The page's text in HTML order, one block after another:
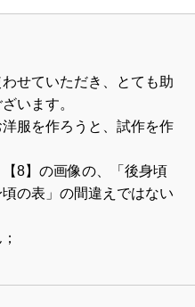
せていただき、とても助
います。
服を作ろうと、試作を作
8】の画像の、「後身頃
の表」の間違えではない